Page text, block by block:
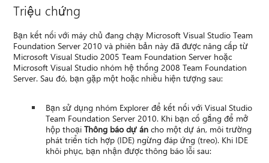
Triệu chứng
Bạn kết nối với máy chủ đang chạy Microsoft Visual Studio Team
Foundation Server 2010 và phiên bản này đã được nâng cấp từ
Microsoft Visual Studio 2005 Team Foundation Server hoặc
Microsoft Visual Studio nhóm hệ thống 2008 Team Foundation
Server. Sau đó, bạn gặp một hoặc nhiều hiện tượng sau:
Bạn sử dụng nhóm Explorer để kết nối với Visual Studio
Team Foundation Server 2010. Khi bạn cố gắng để mở
hộp thoạiThông báo dự áncho một dự án, môi trường
phát triển tích hợp (IDE) ngừng đáp ứng (treo). Khi IDE
khôi phục, bạn nhận được thông báo lỗi sau: